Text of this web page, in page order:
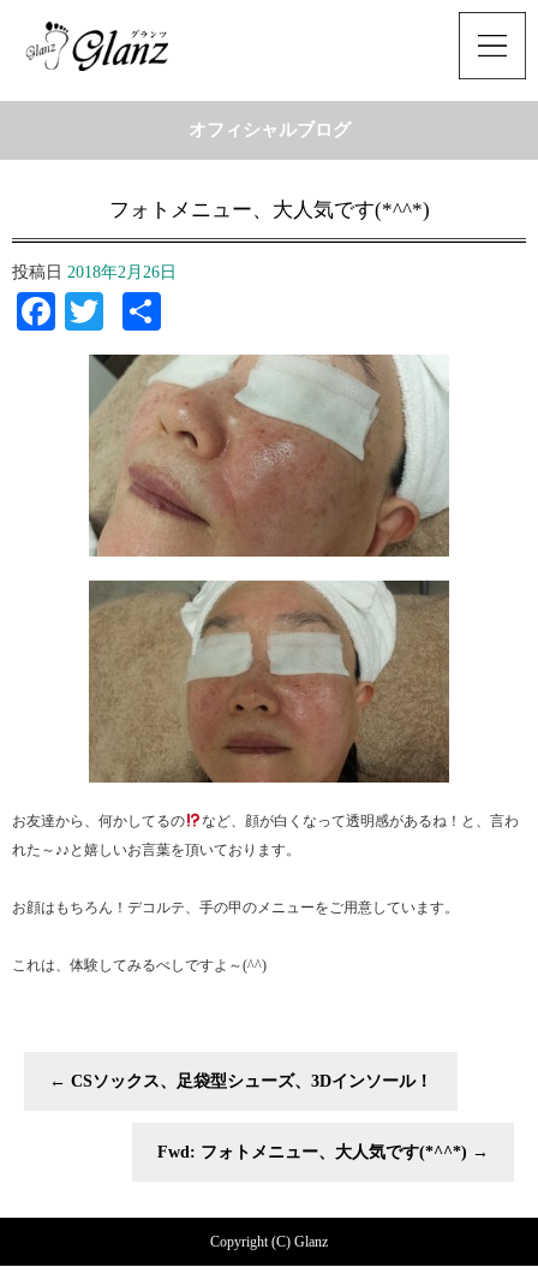
オフィシャルブログ
フォトメニュー、大人気です(*^^*)
投稿日 2018年2月26日
Facebook
Twitter
有
お友達から、何かしてるの
など、顔が白くなって透明感があるね！と、言わ
れた～♪♪と嬉しいお言葉を頂いております。
お顔はもちろん！デコルテ、手の甲のメニューをご用意しています。
これは、体験してみるべしですよ～(^^)
← CSソックス、足袋型シューズ、3Dインソール！
Fwd: フォトメニュー、大人気です(*^^*) →
Copyright (C) Glanz